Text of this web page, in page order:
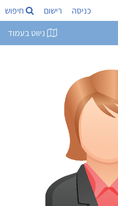
כניסה רישום חיפוש
ניווט בעמוד